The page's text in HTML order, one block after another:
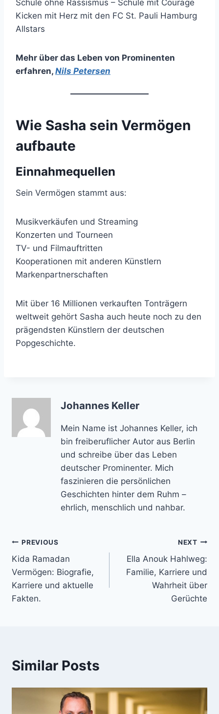
Schule ohne Rassismus – Schule mit Courage
Kicken mit Herz mit den FC St. Pauli Hamburg
Allstars
Mehr über das Leben von Prominenten
erfahren, Nils Petersen
Wie Sasha sein Vermögen
aufbaute
Einnahmequellen
Sein Vermögen stammt aus:
Musikverkäufen und Streaming
Konzerten und Tourneen
TV- und Filmauftritten
Kooperationen mit anderen Künstlern
Markenpartnerschaften
Mit über 16 Millionen verkauften Tonträgern
weltweit gehört Sasha auch heute noch zu den
prägendsten Künstlern der deutschen
Popgeschichte.
Johannes Keller
Mein Name ist Johannes Keller, ich
bin freiberuflicher Autor aus Berlin
und schreibe über das Leben
deutscher Prominenter. Mich
faszinieren die persönlichen
Geschichten hinter dem Ruhm –
ehrlich, menschlich und nahbar.
Post
navigation
PREVIOUS
Kida Ramadan
Vermögen: Biografie,
Karriere und aktuelle
Fakten.
NEXT
Ella Anouk Hahlweg:
Familie, Karriere und
Wahrheit über
Gerüchte
Similar Posts